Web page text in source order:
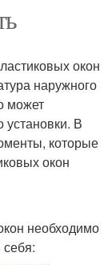
окон
наружного
может
установки. В
которые
окон
необходимо